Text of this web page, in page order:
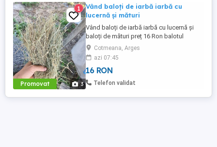
Promovat 3
1
Vând baloți de iarbă iarbă cu
lucernă și mături
Vând baloți de iarbă iarbă cu lucernă și
baloți de mături preț 16 Ron balotul
Cotmeana, Arges
azi 07:45
16 RON
Telefon validat